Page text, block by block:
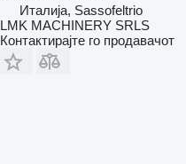
Италија, Sassofeltrio
LMK MACHINERY SRLS
Контактирајте го продавачот